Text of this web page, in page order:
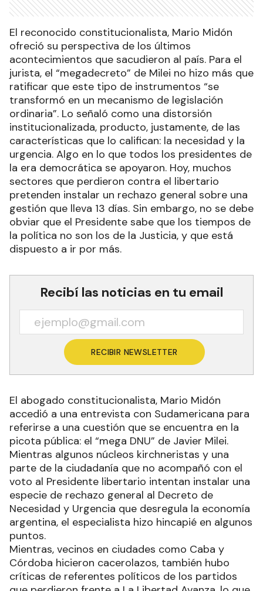
El reconocido constitucionalista, Mario Midón
ofreció su perspectiva de los últimos
acontecimientos que sacudieron al país. Para el
jurista, el “megadecreto” de Milei no hizo más que
ratificar que este tipo de instrumentos “se
transformó en un mecanismo de legislación
ordinaria”. Lo señaló como una distorsión
institucionalizada, producto, justamente, de las
características que lo califican: la necesidad y la
urgencia. Algo en lo que todos los presidentes de
la era democrática se apoyaron. Hoy, muchos
sectores que perdieron contra el libertario
pretenden instalar un rechazo general sobre una
gestión que lleva 13 días. Sin embargo, no se debe
obviar que el Presidente sabe que los tiempos de
la política no son los de la Justicia, y que está
dispuesto a ir por más.
Recibí las noticias en tu email
RECIBIR NEWSLETTER
El abogado constitucionalista, Mario Midón
accedió a una entrevista con Sudamericana para
referirse a una cuestión que se encuentra en la
picota pública: el “mega DNU” de Javier Milei.
Mientras algunos núcleos kirchneristas y una
parte de la ciudadanía que no acompañó con el
voto al Presidente libertario intentan instalar una
especie de rechazo general al Decreto de
Necesidad y Urgencia que desregula la economía
argentina, el especialista hizo hincapié en algunos
puntos.
Mientras, vecinos en ciudades como Caba y
Córdoba hicieron cacerolazos, también hubo
críticas de referentes políticos de los partidos